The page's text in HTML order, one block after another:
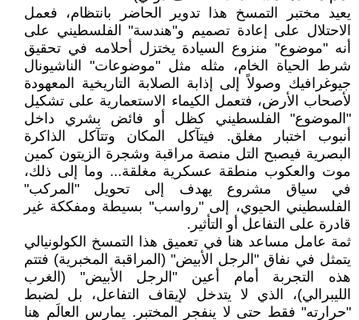
يعيد مختبر التمسخ هذا تدوير الحاضر بانتظام، فعمل
الاحتلال على إعادة تصميم و"هندسة" الفلسطيني على
أنه "موضوع" منزوع السيادة يختزل أحلامه في تحقيق
شرط الحياة الخام، مثله مثل "موضوعات" الناشيونال
جيوغرافيك وصولاً إلى إذابة الصلابة التاريخية المعهودة
لأصحاب الأرض، فتعمل الكيماء الاستعمارية على تشكيل
"الموضوع" الفلسطيني كظل أو فائض بشري داخل
أنبوب اختبار مغلق. فيتآكل المكان وتتآكل الذاكرة
البصرية فيصبح التل منصة مراقبة وشجرة الزيتون كمين
موت والعكوب منطقة عسكرية مغلقة... وما إلى ذلك،
في سياق مشروع يهدف إلى تحويل "المركب"
الفلسطيني الحيوي، إلى "رواسب" بسيطة ومفككة غير
قادرة على التفاعل أو التأثير.
ثمة عامل مساعد هنا في تعميق هذا التمسخ الكولونيالي
يتمثل في نفاق "الرجل الأبيض" (المراقبة المخبرية) فتتم
هذه التجربة أمام أعين "الرجل الأبيض" (الغرب
الليبرالي)، الذي لا يتدخل لإيقاف التفاعل، بل لضبط
"حرارته" فقط حتى لا ينفجر المختبر. يمارس العالَم هنا